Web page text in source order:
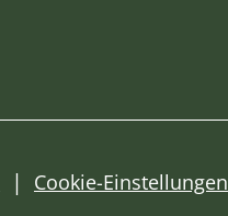
Cookie-Einstellungen